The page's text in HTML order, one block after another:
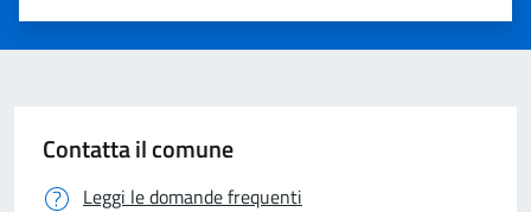
Valuta 5 stelle su 5
Valuta 4 stelle su 5
Valuta 3 stelle su 5
Valuta 2 stelle su 5
Valuta 1 stelle su 5
Contatta il comune
Leggi le domande frequenti